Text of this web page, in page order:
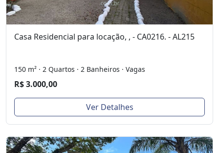
Casa Residencial para locação, , - CA0216. - AL215
150 m² · 2 Quartos · 2 Banheiros · Vagas
R$ 3.000,00
Ver Detalhes